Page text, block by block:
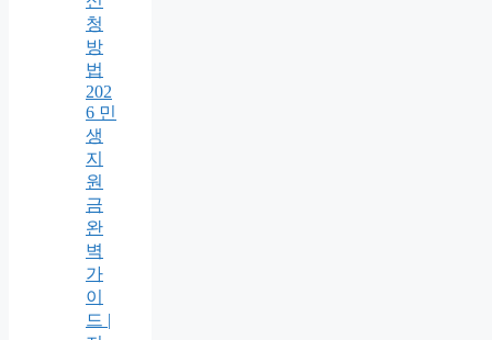
청
방
법
202
6 민
생
지
원
금
완
벽
가
이
드 |